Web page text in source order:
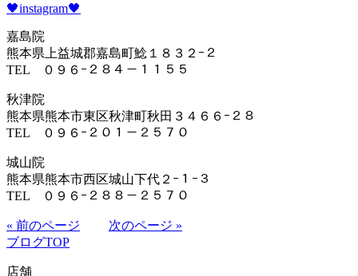
🖤instagram🖤
嘉島院
熊本県上益城郡嘉島町鯰１８３２ｰ２
TEL ０９６ｰ２８４－１１５５
秋津院
熊本県熊本市東区秋津町秋田３４６６ｰ２８
TEL ０９６ｰ２０１－２５７０
城山院
熊本県熊本市西区城山下代２ｰ１ｰ３
TEL ０９６ｰ２８８－２５７０
« 前のページ
次のページ »
ブログTOP
店舗